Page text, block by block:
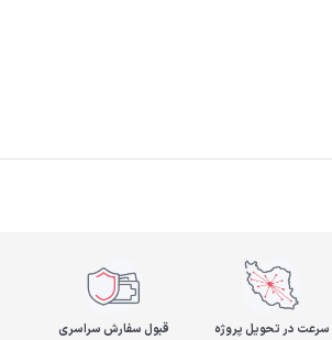
سرعت در تحویل پروژه قبول سفارش سراسری